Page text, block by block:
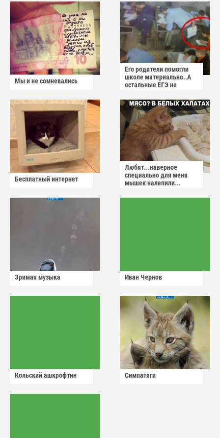
Мы и не сомневались
Его родители помогли
школе материально..А
остальные ЕГЭ не
Бесплатный интернет
Любят...наверное
специально для меня
мышек налепили...
Зримая музыка Иван Чернов
Кольский ашкрофтин Симпатяги